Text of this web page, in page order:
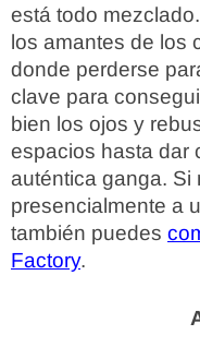
está todo
los amantes de los
donde perderse
clave para
bien los ojos y
espacios hasta dar
auténtica ganga. Si
presencialmente a
también puedes
Factory.